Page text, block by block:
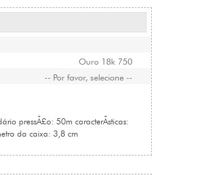
Ouro 18k 750
-- Por favor, selecione --
pressÃ£o: 50m caracterÃ­sticas:
da caixa: 3,8 cm